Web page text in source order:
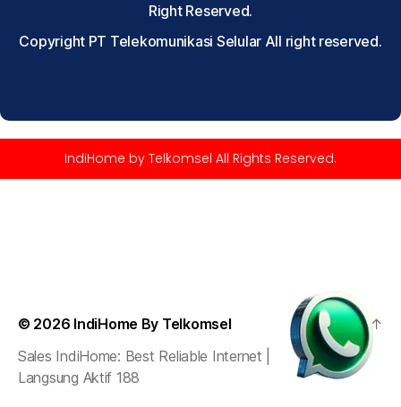
Right Reserved.
Copyright PT Telekomunikasi Selular All right reserved.
IndiHome by Telkomsel All Rights Reserved.
© 2026 IndiHome By Telkomsel
Sales IndiHome: Best Reliable Internet |
Langsung Aktif 188
Up↑